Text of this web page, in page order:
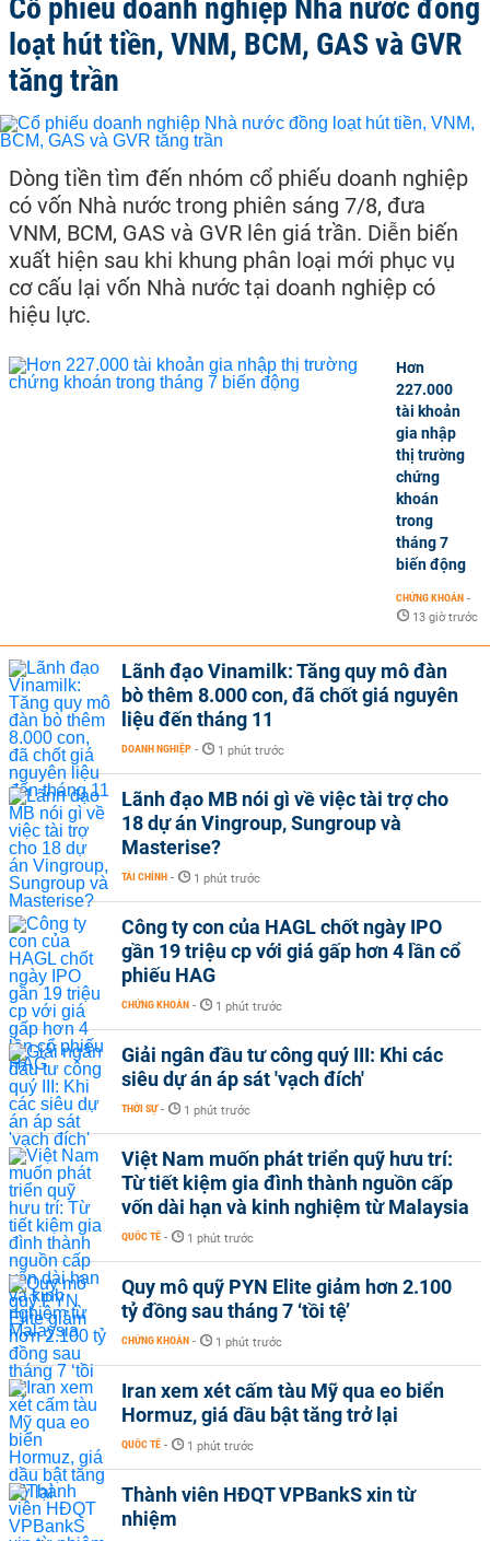
Cổ phiếu doanh nghiệp Nhà nước đồng
loạt hút tiền, VNM, BCM, GAS và GVR
tăng trần
Dòng tiền tìm đến nhóm cổ phiếu doanh nghiệp
có vốn Nhà nước trong phiên sáng 7/8, đưa
VNM, BCM, GAS và GVR lên giá trần. Diễn biến
xuất hiện sau khi khung phân loại mới phục vụ
cơ cấu lại vốn Nhà nước tại doanh nghiệp có
hiệu lực.
Hơn
227.000
tài khoản
gia nhập
thị trường
chứng
khoán
trong
tháng 7
biến động
CHỨNG KHOÁN -
13 giờ trước
Lãnh đạo Vinamilk: Tăng quy mô đàn
bò thêm 8.000 con, đã chốt giá nguyên
liệu đến tháng 11
DOANH NGHIỆP - 1 phút trước
Lãnh đạo MB nói gì về việc tài trợ cho
18 dự án Vingroup, Sungroup và
Masterise?
TÀI CHÍNH - 1 phút trước
Công ty con của HAGL chốt ngày IPO
gần 19 triệu cp với giá gấp hơn 4 lần cổ
phiếu HAG
CHỨNG KHOÁN - 1 phút trước
Giải ngân đầu tư công quý III: Khi các
siêu dự án áp sát 'vạch đích'
THỜI SỰ - 1 phút trước
Việt Nam muốn phát triển quỹ hưu trí:
Từ tiết kiệm gia đình thành nguồn cấp
vốn dài hạn và kinh nghiệm từ Malaysia
QUỐC TẾ - 1 phút trước
Quy mô quỹ PYN Elite giảm hơn 2.100
tỷ đồng sau tháng 7 ‘tồi tệ’
CHỨNG KHOÁN - 1 phút trước
Iran xem xét cấm tàu Mỹ qua eo biển
Hormuz, giá dầu bật tăng trở lại
QUỐC TẾ - 1 phút trước
Thành viên HĐQT VPBankS xin từ
nhiệm